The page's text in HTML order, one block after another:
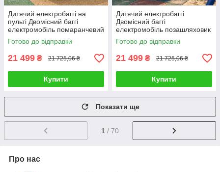
Дитячий електробаггі на
пульті Двомісний баггі
електромобіль помаранчевий
4*35W світло звук В наборі
подарунок
Готово до відправки
21 499 ₴ 21 725,06 ₴
Купити
Дитячий електробаггі
Двомісний баггі
електромобіль позашляховик
синій 4*35W світло звук В
комплекті подарунок
Готово до відправки
21 499 ₴ 21 725,06 ₴
Купити
Показати ще
1 / 70
Про нас